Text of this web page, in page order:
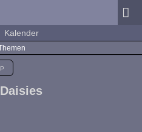
Kalender